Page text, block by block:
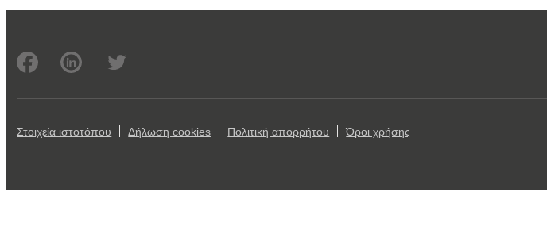
Στοιχεία ιστοτόπου Δήλωση cookies Πολιτική απορρήτου Όροι χρήσης